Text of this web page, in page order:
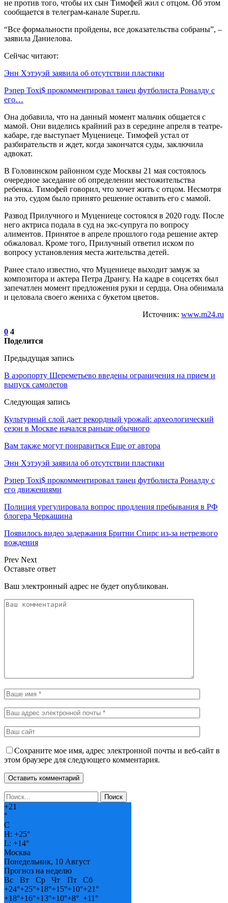
не против того, чтобы их сын Тимофей жил с отцом. Об этом
сообщается в телеграм-канале Super.ru.
“Все формальности пройдены, все доказательства собраны”, –
заявила Даниелова.
Сейчас читают:
Энн Хэтэуэй заявила об отсутствии пластики
Рэпер Toxi$ прокомментировал танец футболиста Роналду с
его…
Она добавила, что на данный момент мальчик общается с
мамой. Они виделись крайний раз в середине апреля в театре-
кабаре, где выступает Муцениеце. Тимофей устал от
разбирательств и ждет, когда закончатся суды, заключила
адвокат.
В Головинском районном суде Москвы 21 мая состоялось
очередное заседание об определении местожительства
ребенка. Тимофей говорил, что хочет жить с отцом. Несмотря
на это, судом было принято решение оставить его с мамой.
Развод Прилучного и Муцениеце состоялся в 2020 году. После
него актриса подала в суд на экс-супруга по вопросу
алиментов. Принятое в апреле прошлого года решение актер
обжаловал. Кроме того, Прилучный ответил иском по
вопросу установления места жительства детей.
Ранее стало известно, что Муцениеце выходит замуж за
композитора и актера Петра Дрангу. На кадре в соцсетях был
запечатлен момент предложения руки и сердца. Она обнимала
и целовала своего жениха с букетом цветов.
Источник: www.m24.ru
0 4
Поделится
Предыдущая запись
В аэропорту Шереметьево введены ограничения на прием и
выпуск самолетов
Следующая запись
Культурный слой дает рекордный урожай: археологический
сезон в Москве начался раньше обычного
Вам также могут понравиться Еще от автора
Энн Хэтэуэй заявила об отсутствии пластики
Рэпер Toxi$ прокомментировал танец футболиста Роналду с
его движениями
Полиция урегулировала вопрос продления пребывания в РФ
блогера Черкашина
Появилось видео задержания Бритни Спирс из-за нетрезвого
вождения
Prev Next
Оставьте ответ
Ваш электронный адрес не будет опубликован.
Сохраните мое имя, адрес электронной почты и веб-сайт в
этом браузере для следующего комментария.
+21
°
C
H: +25°
L: +14°
Москва
Понедельник, 10 Август
Прогноз на неделю
Вс
Вт Ср Чт Пт
Сб
+24°+25°+18°+15°+10°+21°
+18°+16°+13°+10°+8° +11°